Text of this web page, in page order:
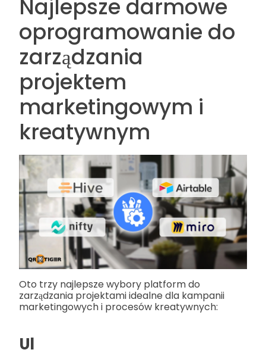
Najlepsze darmowe
oprogramowanie do
zarządzania
projektem
marketingowym i
kreatywnym
Oto trzy najlepsze wybory platform do
zarządzania projektami idealne dla kampanii
marketingowych i procesów kreatywnych:
Ul